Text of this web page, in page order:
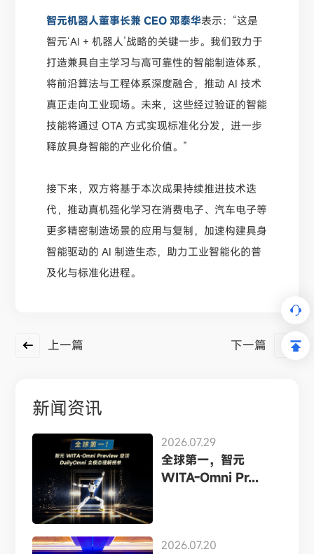
智元机器人董事长兼 CEO 邓泰华表示：“这是
智元‘AI + 机器人’战略的关键一步。我们致力于
打造兼具自主学习与高可靠性的智能制造体系，
将前沿算法与工程体系深度融合，推动 AI 技术
真正走向工业现场。未来，这些经过验证的智能
技能将通过 OTA 方式实现标准化分发，进一步
释放具身智能的产业化价值。”
接下来，双方将基于本次成果持续推进技术迭
代，推动真机强化学习在消费电子、汽车电子等
更多精密制造场景的应用与复制，加速构建具身
智能驱动的 AI 制造生态，助力工业智能化的普
及化与标准化进程。
上一篇 下一篇
新闻资讯
2026.07.29
全球第一，智元
WITA-Omni Pr...
2026.07.20